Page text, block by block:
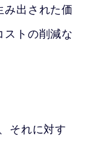
出された価
トの削減な
それに対す